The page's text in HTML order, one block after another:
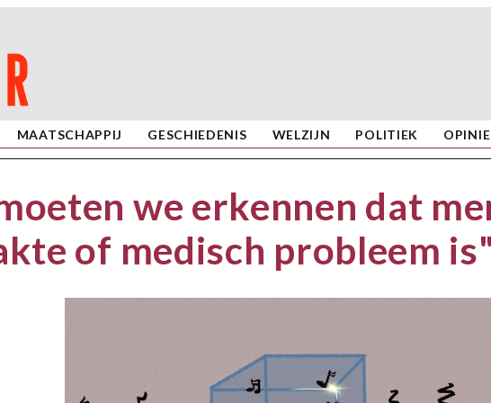
MAATSCHAPPIJ GESCHIEDENIS WELZIJN POLITIEK OPINIE
we erkennen dat
of medisch probleem is"